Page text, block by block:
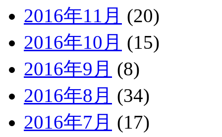
2016年11月 (20)
2016年10月 (15)
2016年9月 (8)
2016年8月 (34)
2016年7月 (17)